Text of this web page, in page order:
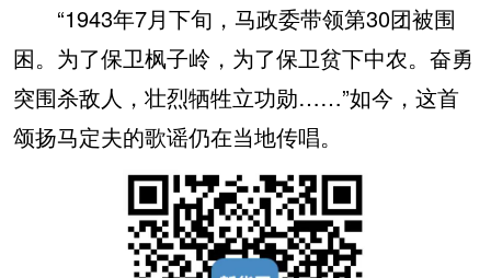
“1943年7月下旬，马政委带领第30团被围
困。为了保卫枫子岭，为了保卫贫下中农。奋勇
突围杀敌人，壮烈牺牲立功勋……”如今，这首
颂扬马定夫的歌谣仍在当地传唱。